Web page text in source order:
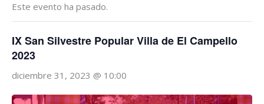
Este evento ha pasado.
IX San Silvestre Popular Villa de El Campello
2023
diciembre 31, 2023 @ 10:00